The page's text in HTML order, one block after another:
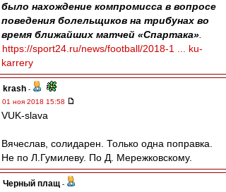
было нахождение компромисса в вопросе
поведения болельщиков на трибунах во
время ближайших матчей «Спартака»
https://sport24.ru/news/football/2018-1 ... ku-
karrery
krash -
01 ноя 2018 15:58
VUK-slava
Вячеслав, солидарен. Только одна поправка.
Не по Л.Гумилеву. По Д. Мережковскому.
Черный плащ -